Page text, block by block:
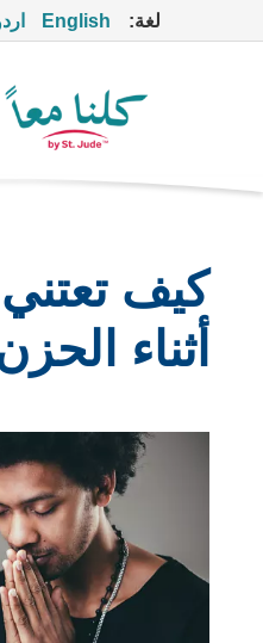
لغة: English
كيف
أثناء